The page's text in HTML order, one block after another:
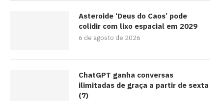
Asteroide ‘Deus do Caos’ pode
colidir com lixo espacial em 2029
6 de agosto de 2026
ChatGPT ganha conversas
ilimitadas de graça a partir de sexta
(7)